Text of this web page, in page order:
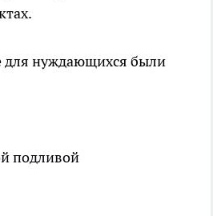
для нуждающихся были
подливой